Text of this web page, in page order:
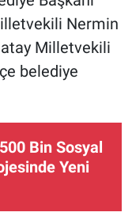
Nermin
Milletvekili
belediye
Bin Sosyal
Yeni